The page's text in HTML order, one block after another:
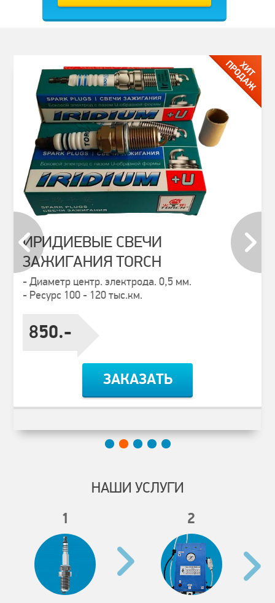
ИРИДИЕВЫЕ СВЕЧИ
ЗАЖИГАНИЯ TORCH
- Диаметр центр. электрода. 0,5 мм.
- Ресурс 100 - 120 тыс.км.
850.-
ЗАКАЗАТЬ
prev
НАШИ УСЛУГИ
1 2